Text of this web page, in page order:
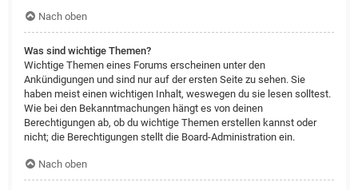
Nach oben
Was sind wichtige Themen?
Wichtige Themen eines Forums erscheinen unter den
Ankündigungen und sind nur auf der ersten Seite zu sehen. Sie
haben meist einen wichtigen Inhalt, weswegen du sie lesen solltest.
Wie bei den Bekanntmachungen hängt es von deinen
Berechtigungen ab, ob du wichtige Themen erstellen kannst oder
nicht; die Berechtigungen stellt die Board-Administration ein.
Nach oben